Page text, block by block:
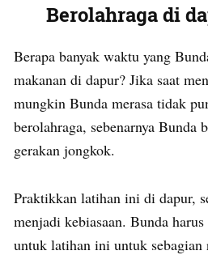
Berolahraga di
Berapa banyak waktu yang
makanan di dapur? Jika saat
mungkin Bunda merasa tidak
berolahraga, sebenarnya Bunda
gerakan jongkok.
Praktikkan latihan ini di dapur,
menjadi kebiasaan. Bunda
untuk latihan ini untuk sebagian